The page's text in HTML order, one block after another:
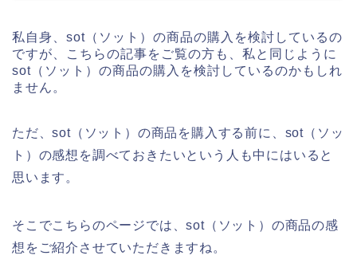
私自身、sot（ソット）の商品の購入を検討しているの
ですが、こちらの記事をご覧の方も、私と同じように
sot（ソット）の商品の購入を検討しているのかもしれ
ません。
ただ、sot（ソット）の商品を購入する前に、sot（ソッ
ト）の感想を調べておきたいという人も中にはいると
思います。
そこでこちらのページでは、sot（ソット）の商品の感
想をご紹介させていただきますね。